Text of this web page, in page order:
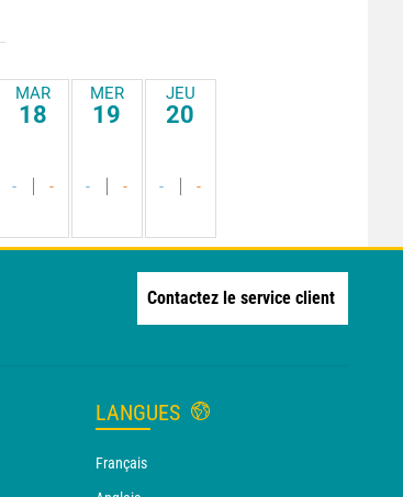
MAR
18
- -
MER
19
- -
JEU
20
- -
Contactez le service client
LANGUES
Français